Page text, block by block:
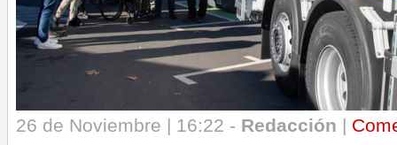
26 de Noviembre | 16:22 - Redacción |